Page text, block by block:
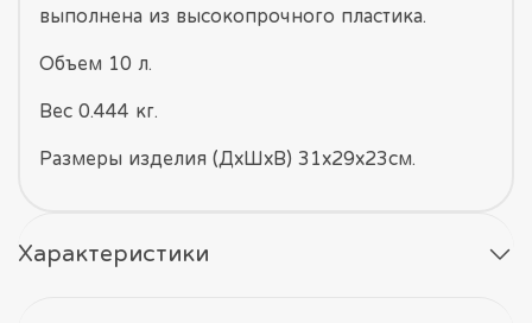
выполнена из высокопрочного пластика.
Объем 10 л.
Вес 0.444 кг.
Размеры изделия (ДхШхВ) 31х29х23см.
Характеристики